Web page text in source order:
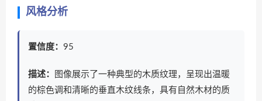
风格分析
置信度： 95
描述：
图像展示了一种典型的木质纹理，呈现出温暖
的棕色调和清晰的垂直木纹线条，具有自然木材的质